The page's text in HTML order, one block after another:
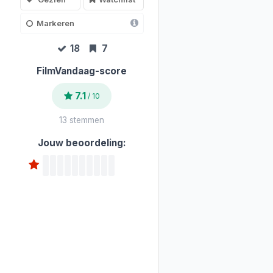
Markeren
18
7
FilmVandaag-score
7.1 / 10
13 stemmen
Jouw beoordeling: